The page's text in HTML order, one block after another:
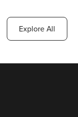
Explore All